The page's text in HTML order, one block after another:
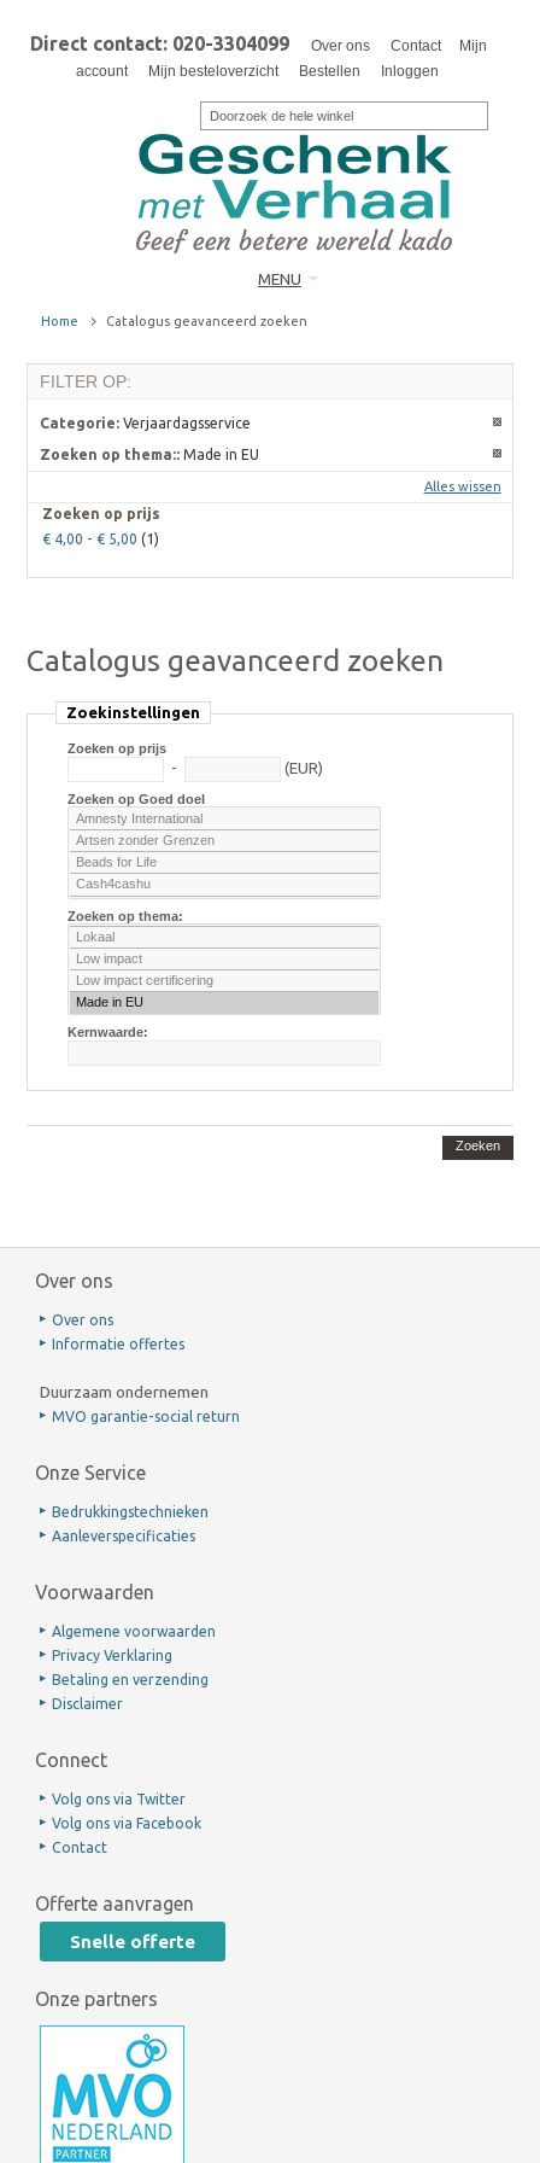
Direct contact: 020-3304099 Over ons Contact
Mijn
account
Mijn besteloverzicht Bestellen Inloggen
MENU
Home Catalogus geavanceerd zoeken
Catalogus geavanceerd zoeken
Zoekinstellingen
Zoeken op prijs
- (EUR)
Zoeken op Goed doel
Zoeken op thema:
Kernwaarde:
Zoeken
FILTER OP:
Categorie: Verjaardagsservice
Zoeken op thema:: Made in EU
Alles wissen
Zoeken op prijs
€ 4,00 -€ 5,00 (1)
Over ons
Over ons
Informatie offertes
Duurzaam ondernemen
MVO garantie-social return
Onze Service
Bedrukkingstechnieken
Aanleverspecificaties
Voorwaarden
Algemene voorwaarden
Privacy Verklaring
Betaling en verzending
Disclaimer
Connect
Volg ons via Twitter
Volg ons via Facebook
Contact
Offerte aanvragen
Snelle offerte
Onze partners